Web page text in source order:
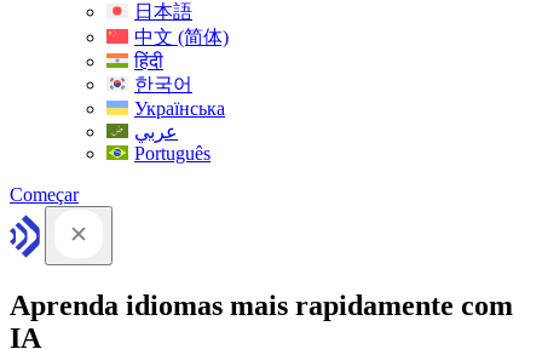
日本語
中文 (简体)
हिंदी
한국어
Українська
عربي
Português
Começar
Aprenda idiomas mais rapidamente com
IA